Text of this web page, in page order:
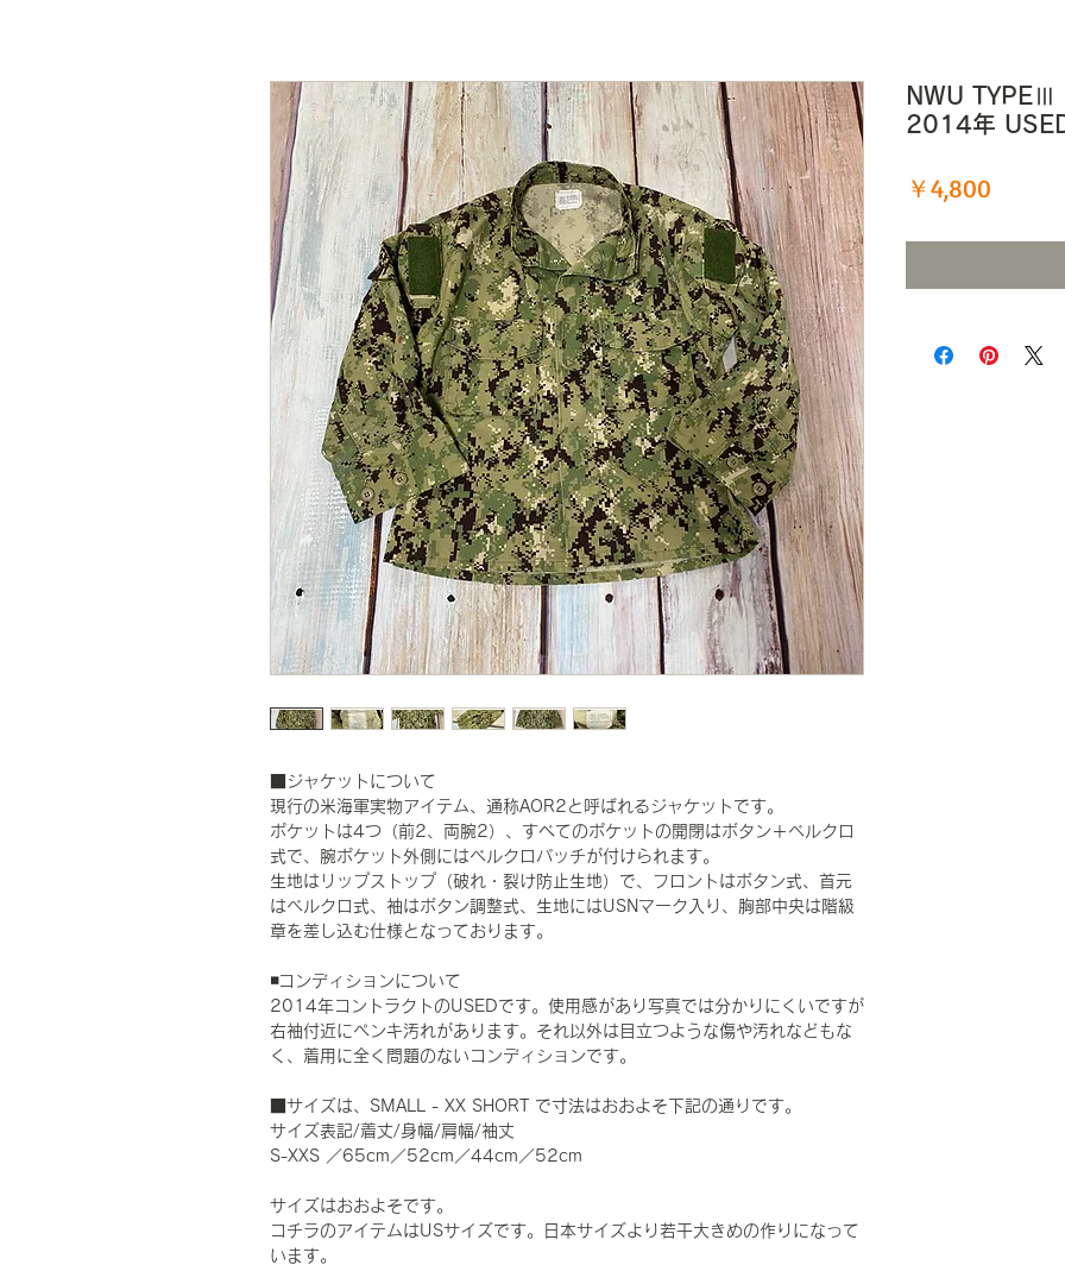
■ジャケットについて
現行の米海軍実物アイテム、通称AOR2と呼ばれるジャケットです。
ポケットは4つ（前2、両腕2）、すべてのポケットの開閉はボタン＋ベルクロ
式で、腕ポケット外側にはベルクロパッチが付けられます。
生地はリップストップ（破れ・裂け防止生地）で、フロントはボタン式、首元
はベルクロ式、袖はボタン調整式、生地にはUSNマーク入り、胸部中央は階級
章を差し込む仕様となっております。
◾️コンディションについて
2014年コントラクトのUSEDです。使用感があり写真では分かりにくいですが
右袖付近にペンキ汚れがあります。それ以外は目立つような傷や汚れなどもな
く、着用に全く問題のないコンディションです。
■サイズは、SMALL - XX SHORT で寸法はおおよそ下記の通りです。
サイズ表記/着丈/身幅/肩幅/袖丈
S-XXS ／65cm／52cm／44cm／52cm
サイズはおおよそです。
コチラのアイテムはUSサイズです。日本サイズより若干大きめの作りになって
います。
NWU TYPEⅢ
2014年
￥4,800